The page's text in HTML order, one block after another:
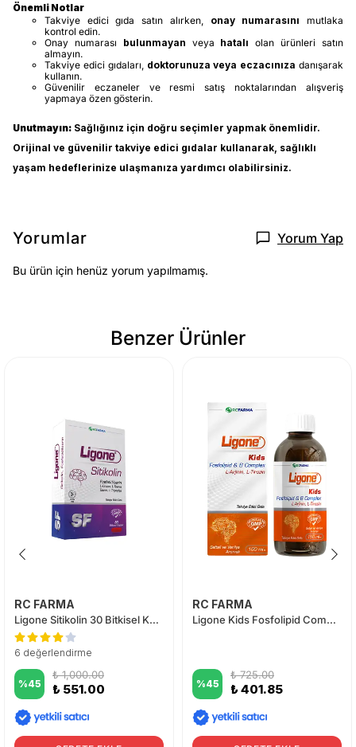
Önemli Notlar
Takviye edici gıda satın alırken, onay numarasını mutlaka
kontrol edin.
Onay numarası bulunmayan veya hatalı olan ürünleri satın
almayın.
Takviye edici gıdaları, doktorunuza veya eczacınıza danışarak
kullanın.
Güvenilir eczaneler ve resmi satış noktalarından alışveriş
yapmaya özen gösterin.
Unutmayın: Sağlığınız için doğru seçimler yapmak önemlidir.
Orijinal ve güvenilir takviye edici gıdalar kullanarak, sağlıklı
yaşam hedeflerinize ulaşmanıza yardımcı olabilirsiniz.
Yorumlar Yorum Yap
Bu ürün için henüz yorum yapılmamış.
Benzer Ürünler
RC FARMA
Ligone Sitikolin 30 Bitkisel Kapsül
6 değerlendirme
%45
₺ 1,000.00
₺ 551.00
RC FARMA
Ligone Kids Fosfolipid Complex Şurup 150 ml
%45
₺ 725.00
₺ 401.85